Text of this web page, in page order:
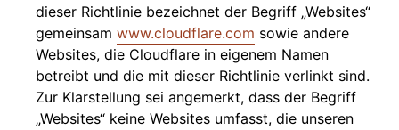
dieser Richtlinie bezeichnet der Begriff „Websites“
gemeinsam www.cloudflare.com sowie andere
Websites, die Cloudflare in eigenem Namen
betreibt und die mit dieser Richtlinie verlinkt sind.
Zur Klarstellung sei angemerkt, dass der Begriff
„Websites“ keine Websites umfasst, die unseren